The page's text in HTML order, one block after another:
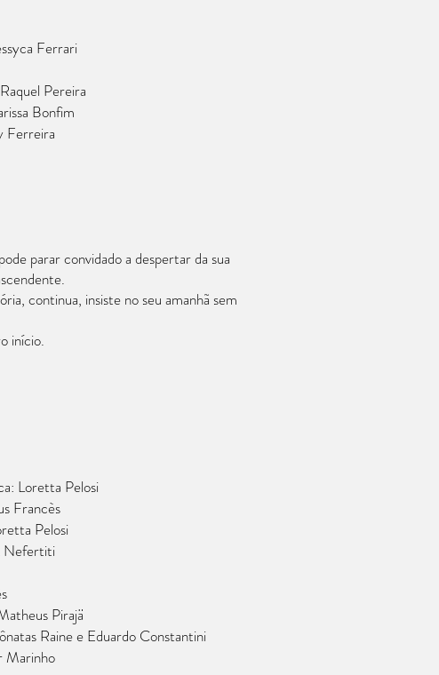
Ferrari
Pereira
Bonfim
Ferreira
parar convidado a despertar da sua
continua, insiste no seu amanhã sem
início.
Loretta Pelosi
Francès
Pelosi
Nefertiti
Pirajä
Raine e Eduardo Constantini
Marinho